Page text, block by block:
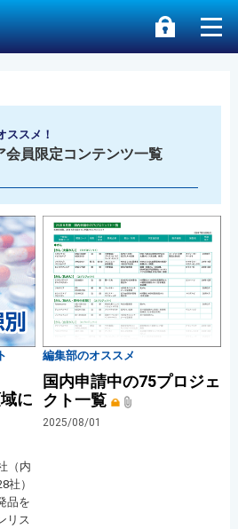
ススメ！
会員限定コンテンツ一覧
に
（内
社）
品を
リス
編集部のオススメ
国内申請中の75プロジェ
クト一覧
2025/08/01